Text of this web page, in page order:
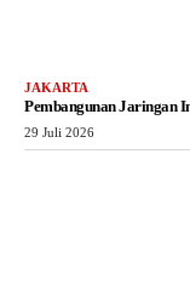
JAKARTA
Pembangunan Jaringan
29 Juli 2026